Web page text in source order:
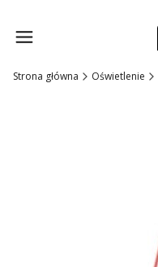
Strona główna Oświetlenie